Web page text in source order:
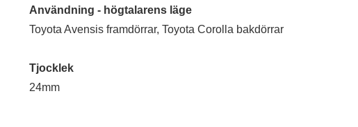
Användning - högtalarens läge
Toyota Avensis framdörrar, Toyota Corolla bakdörrar
Tjocklek
24mm